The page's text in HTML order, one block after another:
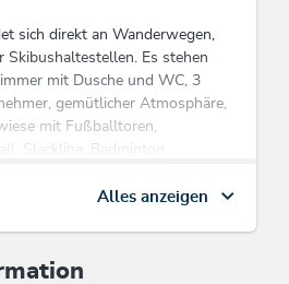
sich direkt an Wanderwegen,
Skibushaltestellen. Es stehen
mit Dusche und WC, 3
gemütlicher Atmosphäre,
mit Fußballtoren,
Slackline, Badminton,
sind nur 5 Gehminuten
Alles anzeigen